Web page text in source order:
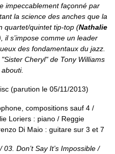
impeccablement façonné par
la science des anches que la
quartet/quintet tip-top (Nathalie
il s’impose comme un leader
des fondamentaux du jazz.
Cheryl" de Tony Williams
(parution le 05/11/2013)
compositions sauf 4 /
Loriers : piano / Reggie
Di Maio : guitare sur 3 et 7
Don’t Say It’s Impossible /